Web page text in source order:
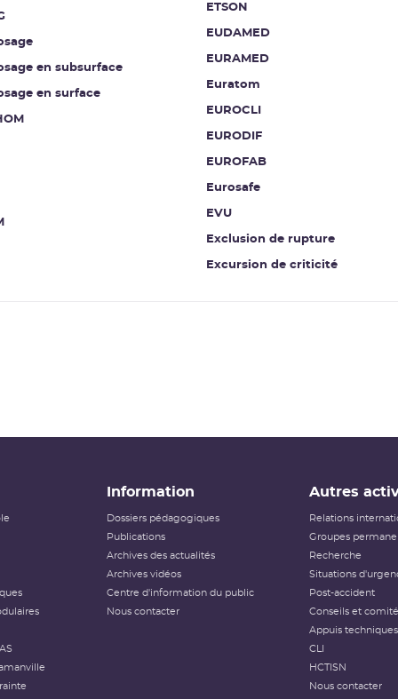
en subsurface
en surface
ETSON
EUDAMED
EURAMED
Euratom
EUROCLI
EURODIF
EUROFAB
Eurosafe
EVU
Exclusion de rupture
Excursion de criticité
Information
Dossiers pédagogiques
Publications
Archives des actualités
Archives vidéos
Centre d'information du public
Nous contacter
Autres
Relations
Groupes
Recherche
Situations
Post-accident
Conseils et
Appuis
CLI
HCTISN
Nous contacter